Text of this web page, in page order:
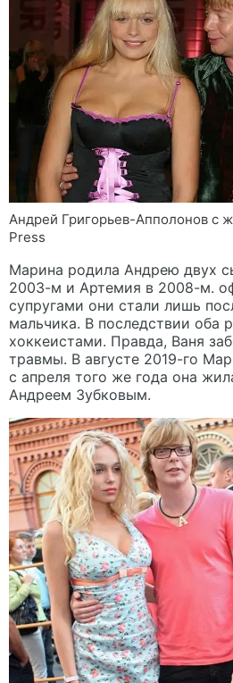
Андрей Григорьев-Апполонов с
Press
Марина родила Андрею двух
2003-м и Артемия в 2008-м.
супругами они стали лишь
мальчика. В последствии оба
хоккеистами. Правда, Ваня
травмы. В августе 2019-го
с апреля того же года она
Андреем Зубковым.